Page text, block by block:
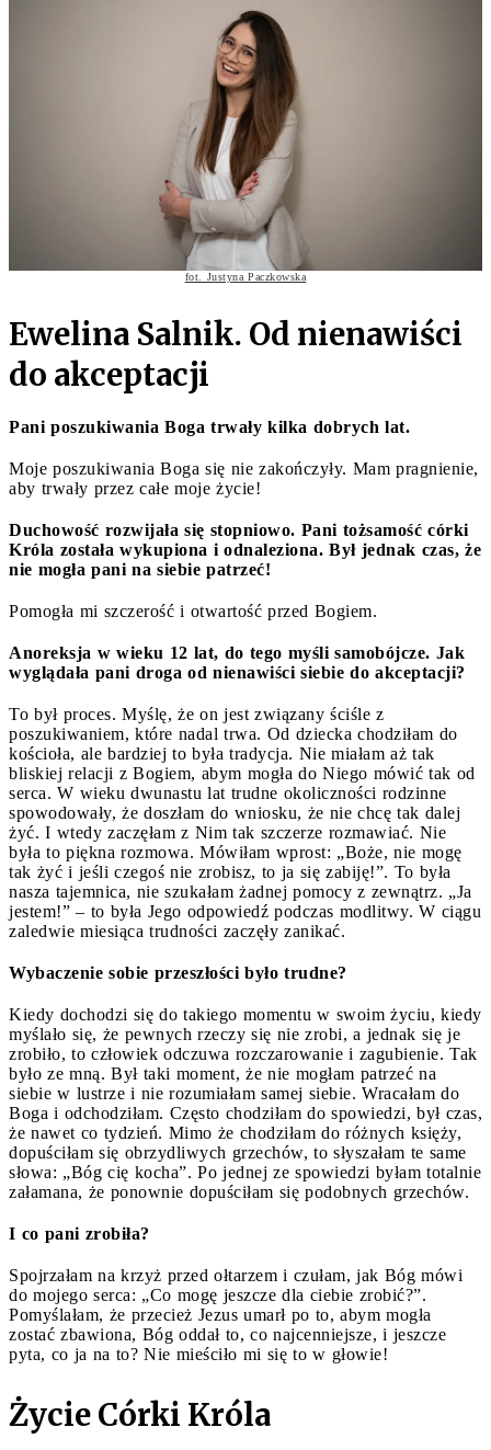
fot. Justyna Paczkowska
Ewelina Salnik. Od nienawiści
do akceptacji
Pani poszukiwania Boga trwały kilka dobrych lat.
Moje poszukiwania Boga się nie zakończyły. Mam pragnienie,
aby trwały przez całe moje życie!
Duchowość rozwijała się stopniowo. Pani tożsamość córki
Króla została wykupiona i odnaleziona. Był jednak czas, że
nie mogła pani na siebie patrzeć!
Pomogła mi szczerość i otwartość przed Bogiem.
Anoreksja w wieku 12 lat, do tego myśli samobójcze. Jak
wyglądała pani droga od nienawiści siebie do akceptacji?
To był proces. Myślę, że on jest związany ściśle z
poszukiwaniem, które nadal trwa. Od dziecka chodziłam do
kościoła, ale bardziej to była tradycja. Nie miałam aż tak
bliskiej relacji z Bogiem, abym mogła do Niego mówić tak od
serca. W wieku dwunastu lat trudne okoliczności rodzinne
spowodowały, że doszłam do wniosku, że nie chcę tak dalej
żyć. I wtedy zaczęłam z Nim tak szczerze rozmawiać. Nie
była to piękna rozmowa. Mówiłam wprost: „Boże, nie mogę
tak żyć i jeśli czegoś nie zrobisz, to ja się zabiję!”. To była
nasza tajemnica, nie szukałam żadnej pomocy z zewnątrz. „Ja
jestem!” – to była Jego odpowiedź podczas modlitwy. W ciągu
zaledwie miesiąca trudności zaczęły zanikać.
Wybaczenie sobie przeszłości było trudne?
Kiedy dochodzi się do takiego momentu w swoim życiu, kiedy
myślało się, że pewnych rzeczy się nie zrobi, a jednak się je
zrobiło, to człowiek odczuwa rozczarowanie i zagubienie. Tak
było ze mną. Był taki moment, że nie mogłam patrzeć na
siebie w lustrze i nie rozumiałam samej siebie. Wracałam do
Boga i odchodziłam. Często chodziłam do spowiedzi, był czas,
że nawet co tydzień. Mimo że chodziłam do różnych księży,
dopuściłam się obrzydliwych grzechów, to słyszałam te same
słowa: „Bóg cię kocha”. Po jednej ze spowiedzi byłam totalnie
załamana, że ponownie dopuściłam się podobnych grzechów.
I co pani zrobiła?
Spojrzałam na krzyż przed ołtarzem i czułam, jak Bóg mówi
do mojego serca: „Co mogę jeszcze dla ciebie zrobić?”.
Pomyślałam, że przecież Jezus umarł po to, abym mogła
zostać zbawiona, Bóg oddał to, co najcenniejsze, i jeszcze
pyta, co ja na to? Nie mieściło mi się to w głowie!
Życie Córki Króla